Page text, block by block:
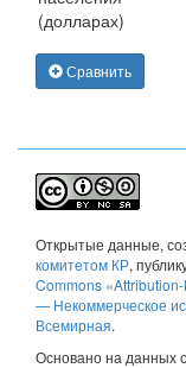
(долларах)
Сравнить
Открытые данные,
комитетом КР,
Commons
— Некоммерческое
Всемирная.
Основано на данных